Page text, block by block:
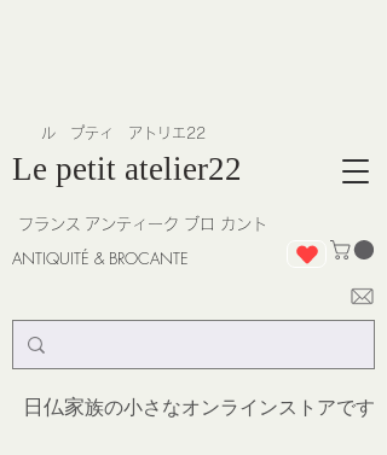
Le petit atelier22
ANTIQUITÉ & BROCANTE
アンティーク ブロ カント
日仏家族の小さなオンラインストアです
​ル プティ アトリエ22
フランス